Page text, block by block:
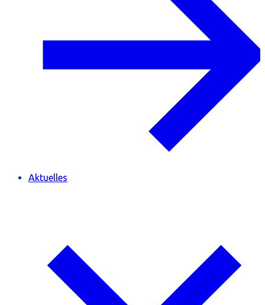
Aktuelles